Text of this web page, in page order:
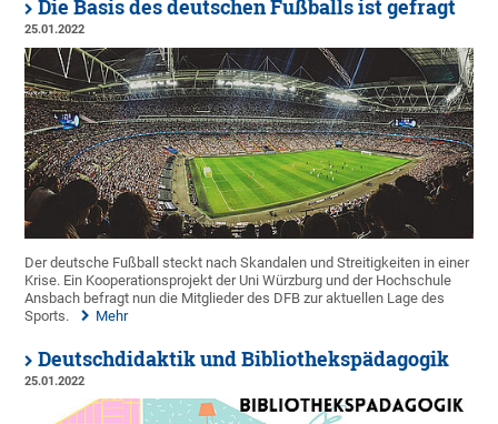
Die Basis des deutschen Fußballs ist gefragt
25.01.2022
Der deutsche Fußball steckt nach Skandalen und Streitigkeiten in einer
Krise. Ein Kooperationsprojekt der Uni Würzburg und der Hochschule
Ansbach befragt nun die Mitglieder des DFB zur aktuellen Lage des
Sports.
Mehr
Deutschdidaktik und Bibliothekspädagogik
25.01.2022